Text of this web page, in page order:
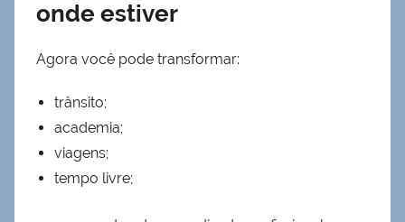
onde estiver
Agora você pode transformar:
trânsito;
academia;
viagens;
tempo livre;